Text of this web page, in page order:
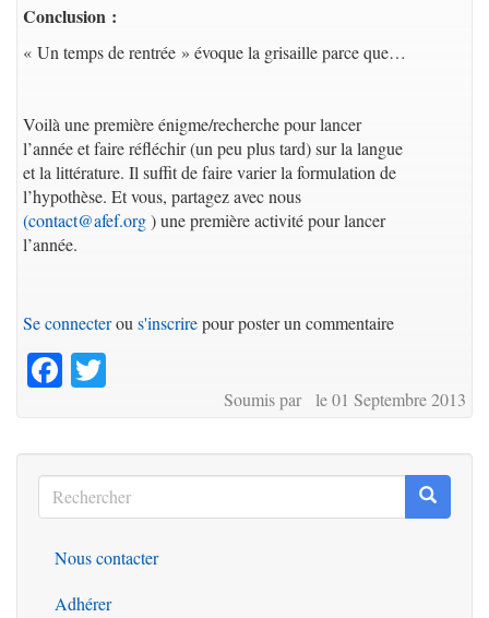
Conclusion :
« Un temps de rentrée » évoque la grisaille parce que…
Voilà une première énigme/recherche pour lancer
l’année et faire réfléchir (un peu plus tard) sur la langue
et la littérature. Il suffit de faire varier la formulation de
l’hypothèse. Et vous, partagez avec nous
(contact@afef.org) une première activité pour lancer
l’année.
Se connecterou s'inscrirepour poster un commentaire
Facebook
Soumis par le 01 Septembre 2013
Rechercher
Rechercher
Outils
Nous contacter
Adhérer